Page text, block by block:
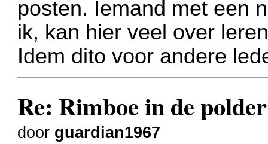
posten. Iemand met een
ik, kan hier veel over
Idem dito voor andere
Re: Rimboe in de
door guardian1967